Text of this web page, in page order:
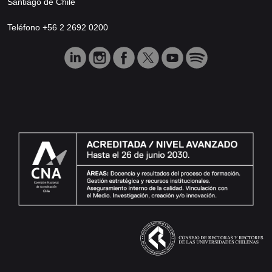
Teléfono +56 2 2692 0200